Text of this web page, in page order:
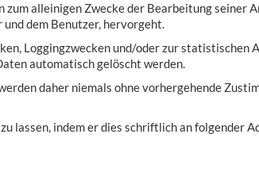
alleinigen Zwecke der Bearbeitung seiner
dem Benutzer, hervorgeht.
Loggingzwecken und/oder zur statistischen
automatisch gelöscht werden.
daher niemals ohne vorhergehende
lassen, indem er dies schriftlich an folgender